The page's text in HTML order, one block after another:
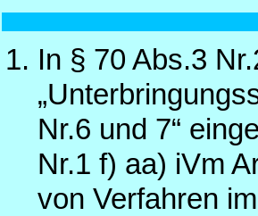
In § 70 Abs.3
Nr.6 und 7“
Nr.1 f) aa) iVm
von Verfahren